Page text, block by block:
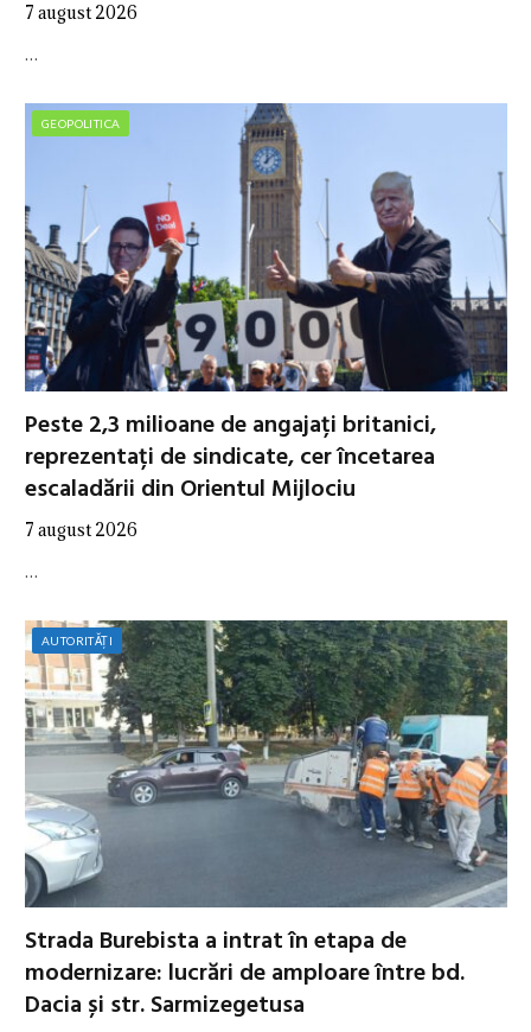
7 august 2026
…
GEOPOLITICA
Peste 2,3 milioane de angajați britanici,
reprezentați de sindicate, cer încetarea
escaladării din Orientul Mijlociu
7 august 2026
…
AUTORITĂȚI
Strada Burebista a intrat în etapa de
modernizare: lucrări de amploare între bd.
Dacia și str. Sarmizegetusa